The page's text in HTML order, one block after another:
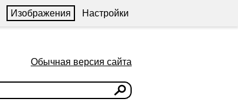
Изображения Настройки
Обычная версия сайта